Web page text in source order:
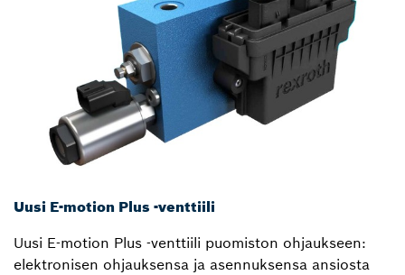
Uusi E-motion Plus ‑venttiili
Uusi E-motion Plus -venttiili puomiston ohjaukseen:
elektronisen ohjauksensa ja asennuksensa ansiosta